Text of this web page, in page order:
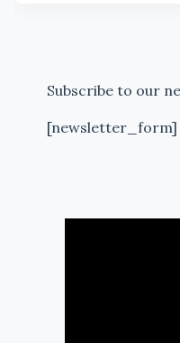
Subscribe to our
[newsletter_form]